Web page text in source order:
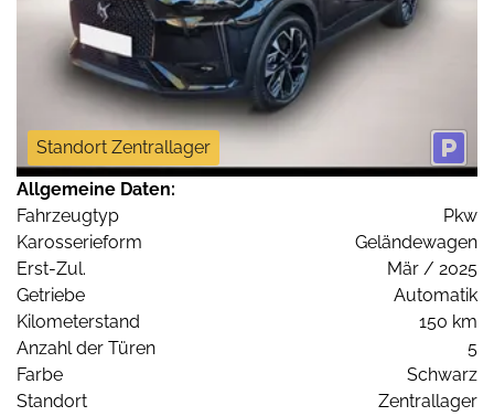
Standort Zentrallager
Allgemeine Daten:
Fahrzeugtyp
Pkw
Karosserieform
Geländewagen
Erst-Zul.
Mär / 2025
Getriebe
Automatik
Kilometerstand
150 km
Anzahl der Türen
5
Farbe
Schwarz
Standort
Zentrallager